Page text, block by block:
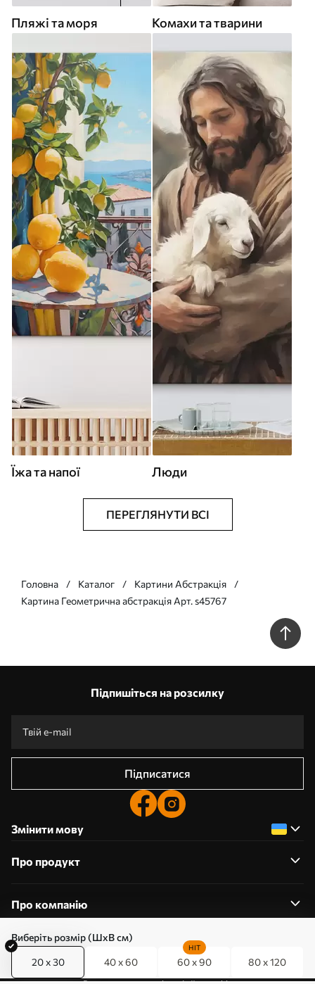
Виберіть розмір (ШхВ см)
20 x 30 40 x 60 60 x 90
HIT
80 x 120
Пляжі та моря Комахи та тварини
Їжа та напої Люди
ПЕРЕГЛЯНУТИ ВСІ
Головна Каталог
Картини Абстракція
Картина Геометрична абстракція Арт. s45767
Підпишіться на розсилку
Підписатися
Змінити мову
Про продукт
Про компанію
0800357223